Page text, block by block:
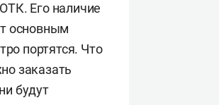
Его наличие
основным
портятся. Что
заказать
будут